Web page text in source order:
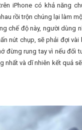
iPhone có khả năng
rồi trộn chúng lại làm
chế độ này, người dùng
nút chụp, sẽ phải đợi vài
đừng rung tay vì nếu đối
nhất và dĩ nhiên kết quả